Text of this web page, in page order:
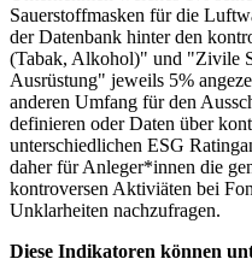
Sauerstoffmasken für die
der Datenbank hinter den
(Tabak, Alkohol)" und "Zivile
Ausrüstung" jeweils 5%
anderen Umfang für den
definieren oder Daten über
unterschiedlichen ESG
daher für Anleger*innen die
kontroversen Aktiviäten bei
Unklarheiten nachzufragen.
Diese Indikatoren können